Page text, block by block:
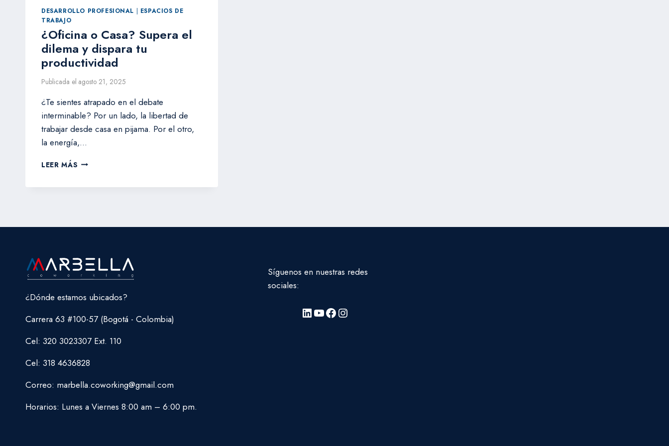
DESARROLLO PROFESIONAL | ESPACIOS DE
TRABAJO
¿Oficina o Casa? Supera el
dilema y dispara tu
productividad
Publicada el agosto 21, 2025
¿Te sientes atrapado en el debate
interminable? Por un lado, la libertad de
trabajar desde casa en pijama. Por el otro,
la energía,…
LEER MÁS ¿OFICINA
Y
PRODUCTIVIDAD
¿Dónde estamos ubicados?
Carrera 63 #100-57 (Bogotá - Colombia)
Cel: 320 3023307 Ext. 110
Cel: 318 4636828
Correo: marbella.coworking@gmail.com
Horarios: Lunes a Viernes 8:00 am – 6:00 pm.
Síguenos en nuestras redes
sociales:
LinkedIn
YouTube
Facebook
Instagram